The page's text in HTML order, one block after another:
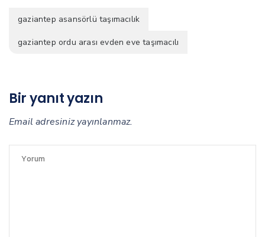
gaziantep asansörlü taşımacılık
gaziantep ordu arası evden eve taşımacılı
Bir yanıt yazın
Email adresiniz yayınlanmaz.